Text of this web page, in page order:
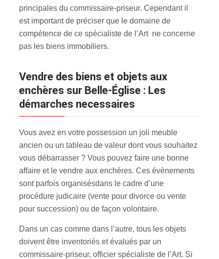
principales du commissaire-priseur. Cependant il
est important de préciser que le domaine de
compétence de ce spécialiste de l’Art ne concerne
pas les biens immobiliers.
Vendre des biens et objets aux
enchères sur Belle-Église : Les
démarches necessaires
Vous avez en votre possession un joli meuble
ancien ou un tableau de valeur dont vous souhaitez
vous débarrasser ? Vous pouvez faire une bonne
affaire et le vendre aux enchères. Ces évènements
sont parfois organisésdans le cadre d’une
procédure judicaire (vente pour divorce ou vente
pour succession) ou de façon volontaire.
Dans un cas comme dans l’autre, tous les objets
doivent être inventoriés et évalués par un
commissaire-priseur, officier spécialiste de l’Art. Si